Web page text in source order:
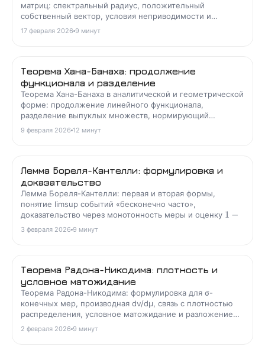
матриц: спектральный радиус, положительный
собственный вектор, условия неприводимости и
примитивности, связь с цепями Маркова, PageRank и
моделями Лесли.
17 февраля 2026 9 минут
Теорема Хана-Банаха: продолжение
функционала и разделение
Теорема Хана-Банаха в аналитической и геометрической
форме: продолжение линейного функционала,
разделение выпуклых множеств, нормирующий
функционал, рефлексивность и LP-двойственность.
9 февраля 2026 12 минут
Лемма Бореля-Кантелли: формулировка и
доказательство
Лемма Бореля-Кантелли: первая и вторая формы,
понятие limsup событий «бесконечно часто»,
доказательство через монотонность меры и оценку 1 −
x ≤ , связь с законом 0-1 Колмогорова.
3 февраля 2026 9 минут
Теорема Радона-Никодима: плотность и
условное матожидание
Теорема Радона-Никодима: формулировка для σ-
конечных мер, производная dν/dμ, связь с плотностью
распределения, условное матожидание и разложение
Лебега с контрпримерами.
2 февраля 2026 9 минут